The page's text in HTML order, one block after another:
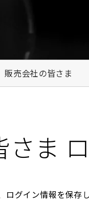
販売会社の皆さま
さま
グイン情報を保存